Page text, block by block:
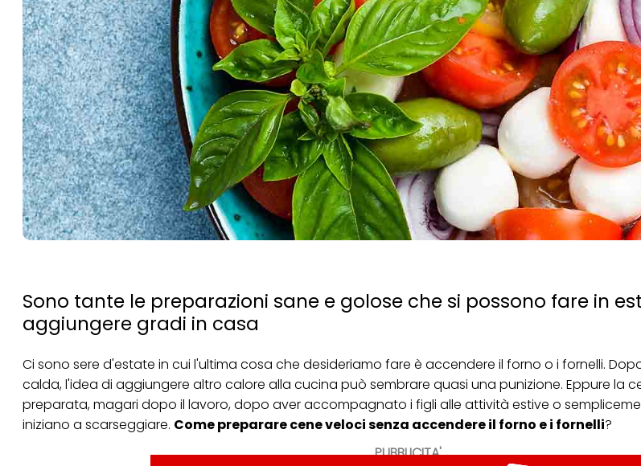
Sono tante le preparazioni sane e golose che si possono fare in
aggiungere gradi in casa
PUBBLICITA'
Ci sono sere d'estate in cui l'ultima cosa che desideriamo fare è accendere il forno o i fornelli.
calda, l'idea di aggiungere altro calore alla cucina può sembrare quasi una punizione. Eppure la
preparata, magari dopo il lavoro, dopo aver accompagnato i figli alle attività estive o
iniziano a scarseggiare. Come preparare cene veloci senza accendere il forno e i fornelli?